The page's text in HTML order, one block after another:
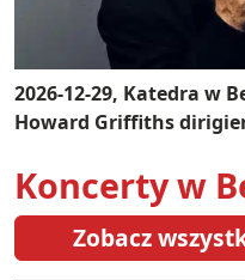
2026-12-29, Katedra w
Howard Griffiths
Koncerty w
Zobacz